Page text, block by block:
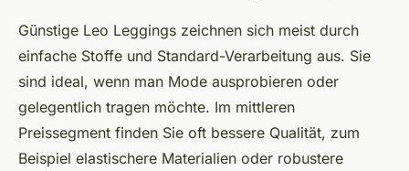
Günstige Leo Leggings zeichnen sich meist durch
einfache Stoffe und Standard-Verarbeitung aus. Sie
sind ideal, wenn man Mode ausprobieren oder
gelegentlich tragen möchte. Im mittleren
Preissegment finden Sie oft bessere Qualität, zum
Beispiel elastischere Materialien oder robustere